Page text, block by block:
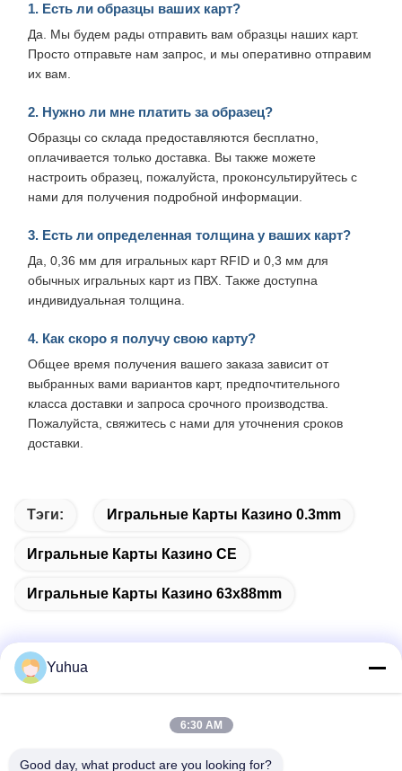
1. Есть ли образцы ваших карт?
Да. Мы будем рады отправить вам образцы наших карт.
Просто отправьте нам запрос, и мы оперативно отправим
их вам.
2. Нужно ли мне платить за образец?
Образцы со склада предоставляются бесплатно,
оплачивается только доставка. Вы также можете
настроить образец, пожалуйста, проконсультируйтесь с
нами для получения подробной информации.
3. Есть ли определенная толщина у ваших карт?
Да, 0,36 мм для игральных карт RFID и 0,3 мм для
обычных игральных карт из ПВХ. Также доступна
индивидуальная толщина.
4. Как скоро я получу свою карту?
Общее время получения вашего заказа зависит от
выбранных вами вариантов карт, предпочтительного
класса доставки и запроса срочного производства.
Пожалуйста, свяжитесь с нами для уточнения сроков
доставки.
Тэги: Игральные Карты Казино 0.3mm
Игральные Карты Казино CE
Игральные Карты Казино 63x88mm
Yuhua
6:30 AM
Good day, what product are you looking for?